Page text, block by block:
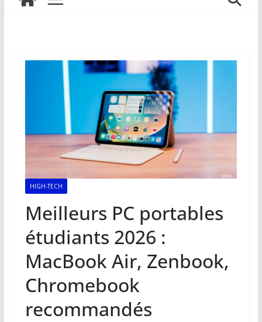
HIGH-TECH
Meilleurs PC portables
étudiants 2026 :
MacBook Air, Zenbook,
Chromebook
recommandés